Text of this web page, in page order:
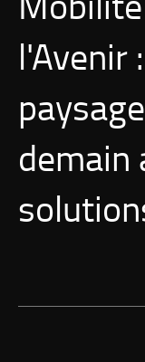
l'Avenir
demain